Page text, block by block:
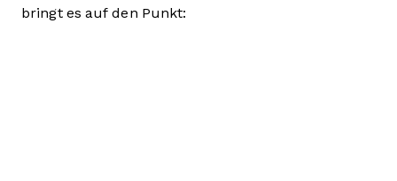
bringt es auf den Punkt: